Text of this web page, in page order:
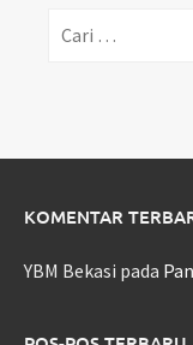
untuk:
KOMENTAR
YBM Bekasi pada